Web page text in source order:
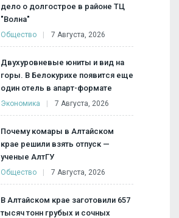
дело о долгострое в районе ТЦ
"Волна"
Общество 7 Августа, 2026
Двухуровневые юниты и вид на
горы. В Белокурихе появится еще
один отель в апарт-формате
Экономика 7 Августа, 2026
Почему комары в Алтайском
крае решили взять отпуск —
ученые АлтГУ
Общество 7 Августа, 2026
В Алтайском крае заготовили 657
тысяч тонн грубых и сочных